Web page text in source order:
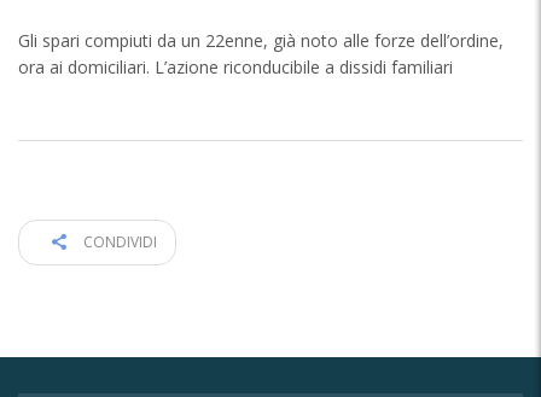
Gli spari compiuti da un 22enne, già noto alle forze dell’ordine,
ora ai domiciliari. L’azione riconducibile a dissidi familiari
CONDIVIDI